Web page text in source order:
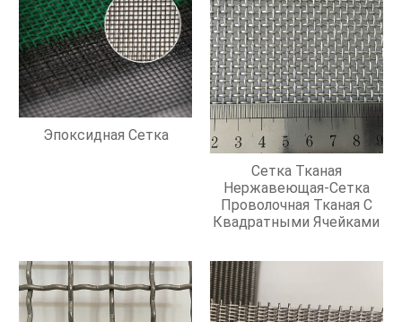
Эпоксидная Сетка
Сетка Тканая
Нержавеющая-Сетка
Проволочная Тканая С
Квадратными Ячейками